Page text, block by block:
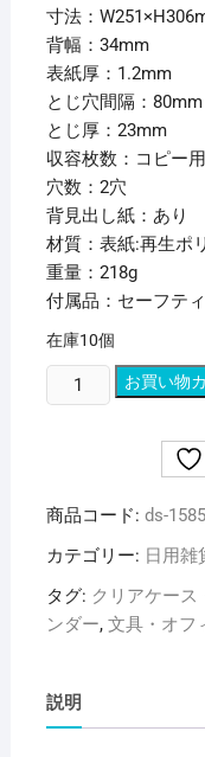
寸法：
背幅：34mm
表紙厚：1.2mm
とじ穴間隔：80mm
とじ厚：23mm
収容枚数：コピー
穴数：2穴
背見出し紙：あり
材質：表紙:再生ポ
重量：218g
付属品：セーフテ
在庫10個
と
ト
ラ
リ
ク
ス
お買い物
商品コード: ds-
カテゴリー: 日用雑
タグ: クリアケース
ンダー, 文具・オフ
説明